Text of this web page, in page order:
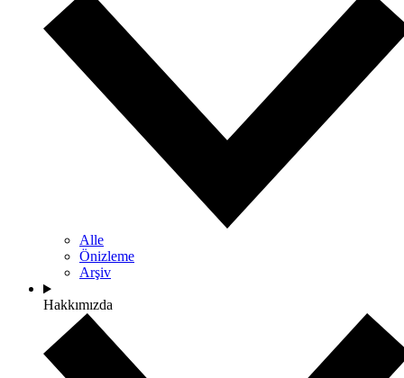
Alle
Önizleme
Arşiv
Hakkımızda